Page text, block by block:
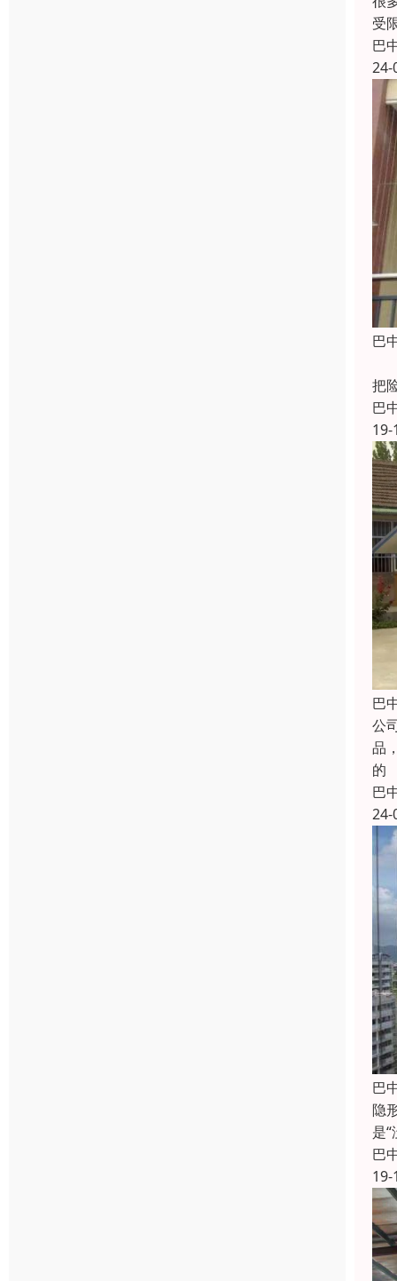
受
巴
24-
巴
把
巴
19-
巴
公
品
的
巴
24-
巴
隐
是
巴
19-